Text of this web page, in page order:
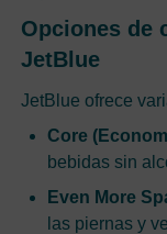
Opciones de
JetBlue
JetBlue ofrece
Core
bebidas sin
Even More
las piernas y